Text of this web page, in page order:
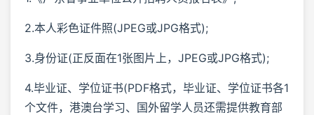
2.本人彩色证件照(JPEG或JPG格式);
3.身份证(正反面在1张图片上，JPEG或JPG格式);
4.毕业证、学位证书(PDF格式，毕业证、学位证书各1
个文件，港澳台学习、国外留学人员还需提供教育部